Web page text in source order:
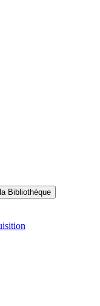
Bibliothèque